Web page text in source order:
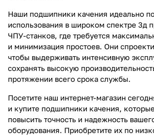
Наши подшипники качения идеально
использования в широком спектре 3д
ЧПУ-станков, где требуется
и минимизация простоев. Они
чтобы выдерживать интенсивную
сохранять высокую
протяжении всего срока службы.
Посетите наш интернет-магазин
и купите подшипники качения,
повысить точность и надежность
оборудования. Приобретите их по